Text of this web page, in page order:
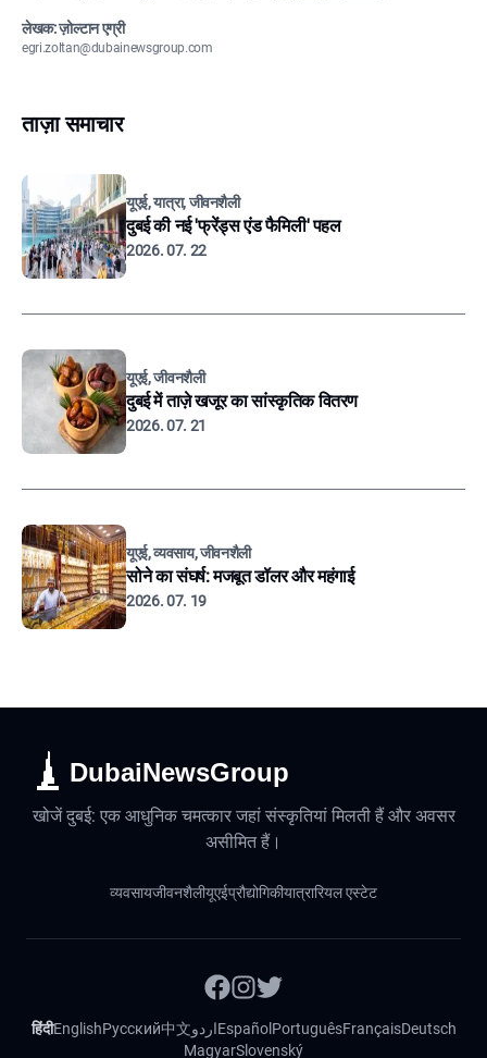
लेखक: ज़ोल्टान एग्री
egri.zoltan@dubainewsgroup.com
ताज़ा समाचार
यूएई, यात्रा, जीवनशैली
दुबई की नई 'फ्रेंड्स एंड फैमिली' पहल
2026. 07. 22
यूएई, जीवनशैली
दुबई में ताज़े खजूर का सांस्कृतिक वितरण
2026. 07. 21
यूएई, व्यवसाय, जीवनशैली
सोने का संघर्ष: मजबूत डॉलर और महंगाई
2026. 07. 19
DubaiNewsGroup
खोजें दुबई: एक आधुनिक चमत्कार जहां संस्कृतियां मिलती हैं और अवसर
असीमित हैं।
व्यवसायजीवनशैलीयूएईप्रौद्योगिकीयात्रारियल एस्टेट
हिंदीEnglishРусский中文اردوEspañol PortuguêsFrançaisDeutsch
MagyarSlovenský